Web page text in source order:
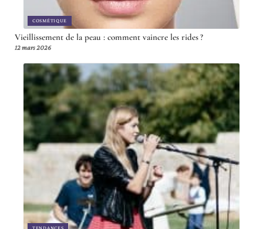
COSMÉTIQUE
Vieillissement de la peau : comment vaincre les rides ?
12 mars 2026
TENDANCES